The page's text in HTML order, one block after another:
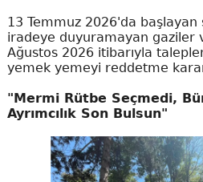
13 Temmuz 2026'da
iradeye duyuramayan gaziler
Ağustos 2026 itibarıyla
yemek yemeyi reddetme
"Mermi Rütbe Seçmedi,
Ayrımcılık Son Bulsun"